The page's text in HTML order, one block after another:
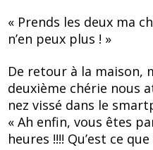
« Prends les deux ma
n’en peux plus ! »
De retour à la maison,
deuxième chérie nous
nez vissé dans le
« Ah enfin, vous êtes
heures !!!! Qu’est ce